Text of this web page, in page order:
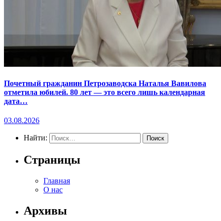
Почетный гражданин Петрозаводска Наталья Вавилова
отметила юбилей. 80 лет — это всего лишь календарная
дата…
03.08.2026
Найти:
Страницы
Главная
О нас
Архивы